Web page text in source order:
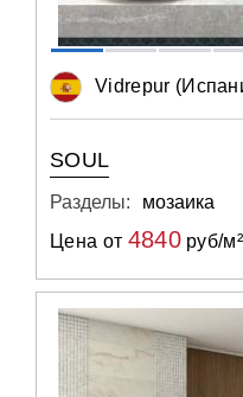
Vidrepur
SOUL
Разделы:
мозаика
Цена от 4840руб/м²